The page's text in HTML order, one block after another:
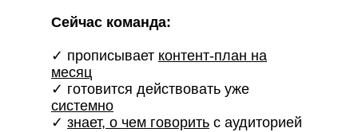
Сейчас команда:
✓ прописывает контент-план на
месяц
✓ готовится действовать уже
системно
✓ знает, о чем говорить с аудиторией